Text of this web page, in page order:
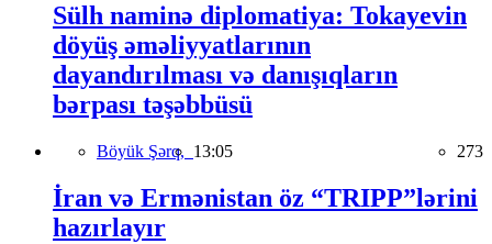
Sülh naminə diplomatiya: Tokayevin
döyüş əməliyyatlarının
dayandırılması və danışıqların
bərpası təşəbbüsü
Böyük Şərq, 13:05 273
İran və Ermənistan öz “TRIPP”lərini
hazırlayır